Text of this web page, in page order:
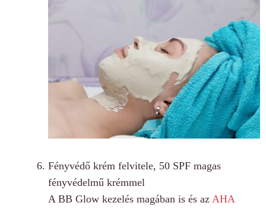
Fényvédő krém felvitele, 50 SPF magas
fényvédelmű krémmel
A BB Glow kezelés magában is és azAHA